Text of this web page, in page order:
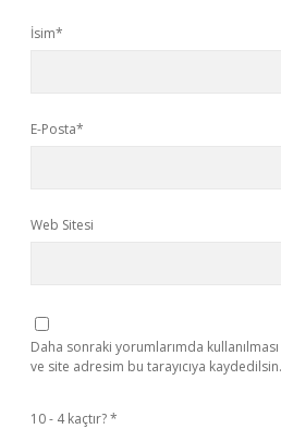
İsim*
E-Posta*
Web Sitesi
Daha sonraki yorumlarımda
ve site adresim bu tarayıcıya kaydedilsin.
10 - 4 kaçtır?*